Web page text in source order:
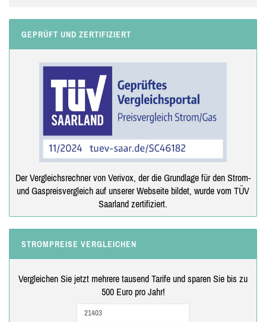
GEPRÜFT UND ZERTIFIZIERT
Der Vergleichsrechner von Verivox, der die Grundlage für den Strom-
und Gaspreisvergleich auf unserer Webseite bildet, wurde vom TÜV
Saarland zertifiziert.
STROMPREISE VERGLEICHEN
Vergleichen Sie jetzt mehrere tausend Tarife und sparen Sie bis zu
500 Euro pro Jahr!